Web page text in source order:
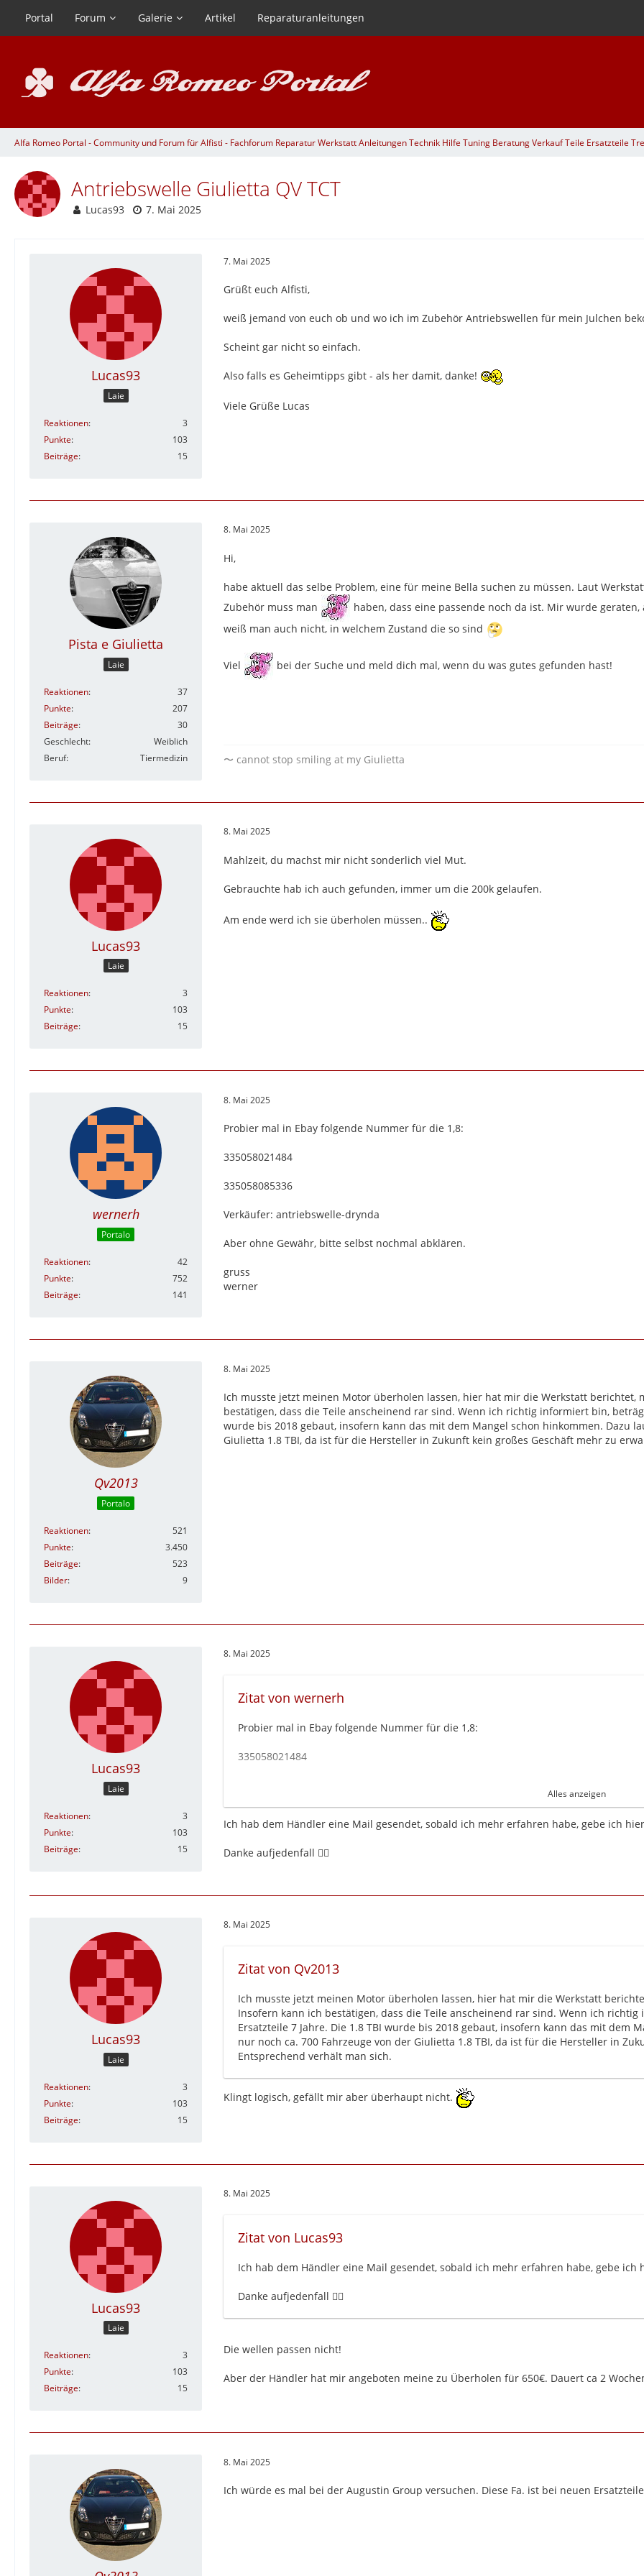
Portal Forum Galerie Artikel Reparaturanleitungen
Alfa Romeo Portal - Community und Forum für Alfisti - Fachforum Reparatur Werkstatt Anleitungen Technik Hilfe Tuning Beratung Verkauf Teile Ersatzteile
Antriebswelle Giulietta QV TCT
Lucas93 7. Mai 2025
Lucas93
Laie
Reaktionen
3
Punkte
103
Beiträge
15
7. Mai 2025
Grüßt euch Alfisti,
weiß jemand von euch ob und wo ich im Zubehör Antriebswellen für mein Julchen
Scheint gar nicht so einfach.
Also falls es Geheimtipps gibt - als her damit, danke!
Viele Grüße Lucas
Pista e Giulietta
Laie
Reaktionen
37
Punkte
207
Beiträge
30
Geschlecht
Weiblich
Beruf
Tiermedizin
8. Mai 2025
Hi,
habe aktuell das selbe Problem, eine für meine Bella suchen zu müssen. Laut
Zubehör muss man
haben, dass eine passende noch da ist. Mir wurde
weiß man auch nicht, in welchem Zustand die so sind
Viel bei der Suche und meld dich mal, wenn du was gutes gefunden hast!
〜 cannot stop smiling at my Giulietta
Lucas93
Laie
Reaktionen
3
Punkte
103
Beiträge
15
8. Mai 2025
Mahlzeit, du machst mir nicht sonderlich viel Mut.
Gebrauchte hab ich auch gefunden, immer um die 200k gelaufen.
Am ende werd ich sie überholen müssen..
wernerh
Portalo
Reaktionen
42
Punkte
752
Beiträge
141
8. Mai 2025
Probier mal in Ebay folgende Nummer für die 1,8:
335058021484
335058085336
Verkäufer: antriebswelle-drynda
Aber ohne Gewähr, bitte selbst nochmal abklären.
gruss
werner
Qv2013
Portalo
Reaktionen
521
Punkte
3.450
Beiträge
523
Bilder
9
8. Mai 2025
Ich musste jetzt meinen Motor überholen lassen, hier hat mir die Werkstatt
bestätigen, dass die Teile anscheinend rar sind. Wenn ich richtig informiert bin,
wurde bis 2018 gebaut, insofern kann das mit dem Mangel schon hinkommen. Dazu
Giulietta 1.8 TBI, da ist für die Hersteller in Zukunft kein großes Geschäft mehr zu
Lucas93
Laie
Reaktionen
3
Punkte
103
Beiträge
15
8. Mai 2025
Zitat von wernerh
Probier mal in Ebay folgende Nummer für die 1,8:
335058021484
Alles anzeigen
Ich hab dem Händler eine Mail gesendet, sobald ich mehr erfahren habe, gebe ich
Danke aufjedenfall 👍🏻
Lucas93
Laie
Reaktionen
3
Punkte
103
Beiträge
15
8. Mai 2025
Zitat von Qv2013
Ich musste jetzt meinen Motor überholen lassen, hier hat mir die Werkstatt
Insofern kann ich bestätigen, dass die Teile anscheinend rar sind. Wenn ich
Ersatzteile 7 Jahre. Die 1.8 TBI wurde bis 2018 gebaut, insofern kann das mit dem
nur noch ca. 700 Fahrzeuge von der Giulietta 1.8 TBI, da ist für die Hersteller in
Entsprechend verhält man sich.
Klingt logisch, gefällt mir aber überhaupt nicht.
Lucas93
Laie
Reaktionen
3
Punkte
103
Beiträge
15
8. Mai 2025
Zitat von Lucas93
Ich hab dem Händler eine Mail gesendet, sobald ich mehr erfahren habe, gebe ich
Danke aufjedenfall 👍🏻
Die wellen passen nicht!
Aber der Händler hat mir angeboten meine zu Überholen für 650€. Dauert ca 2
8. Mai 2025
Ich würde es mal bei der Augustin Group versuchen. Diese Fa. ist bei neuen